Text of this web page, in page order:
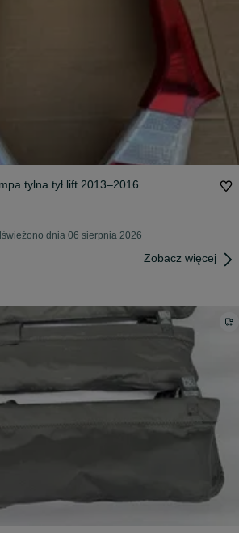
tylna tył lift 2013–2016
dnia 06 sierpnia 2026
Zobacz więcej